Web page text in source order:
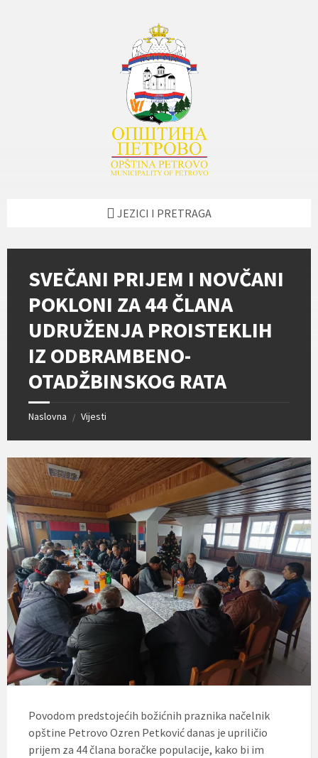
JEZICI I PRETRAGA
SVEČANI PRIJEM I NOVČANI
POKLONI ZA 44 ČLANA
UDRUŽENJA PROISTEKLIH
IZ ODBRAMBENO-
OTADŽBINSKOG RATA
Naslovna / Vijesti
Povodom predstojećih božićnih praznika načelnik
opštine Petrovo Ozren Petković danas je upriličio
prijem za 44 člana boračke populacije, kako bi im